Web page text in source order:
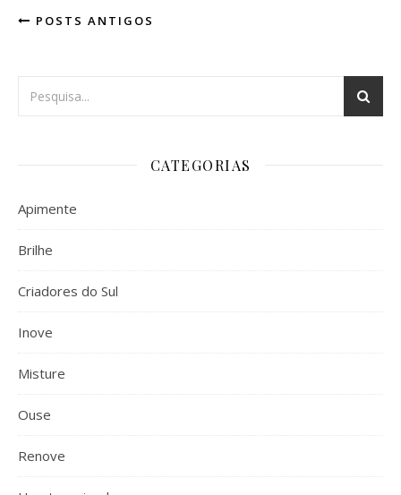
POSTS ANTIGOS
CATEGORIAS
Apimente
Brilhe
Criadores do Sul
Inove
Misture
Ouse
Renove